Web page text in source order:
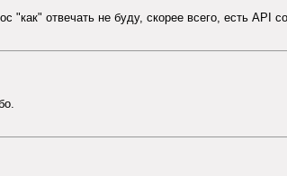
отвечать не буду, скорее всего, есть API